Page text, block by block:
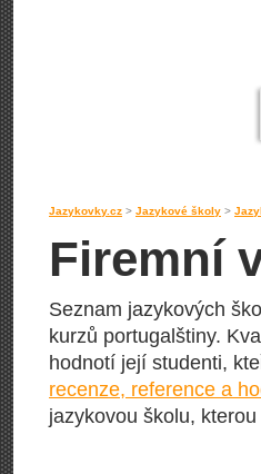
Jazykovky.cz > Jazykové školy >
Firemní
Seznam jazykových
kurzů portugalštiny.
hodnotí její studenti,
recenze, reference a
jazykovou školu,